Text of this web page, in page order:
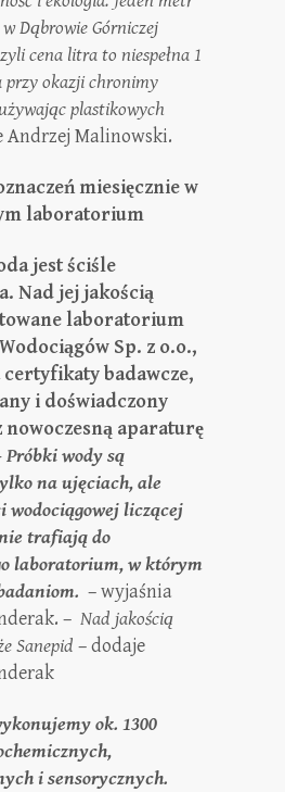
Dąbrowie Górniczej
cena litra to niespełna 1
przy okazji chronimy
plastikowych
Andrzej Malinowski.
miesięcznie w
laboratorium
jest ściśle
Nad jej jakością
laboratorium
Sp. z o.o.,
badawcze,
i doświadczony
aparaturę
Próbki wody są
na ujęciach, ale
wodociągowej liczącej
trafiają do
laboratorium, w którym
– wyjaśnia
– Nad jakością
Sanepid – dodaje
ok. 1300
i sensorycznych.